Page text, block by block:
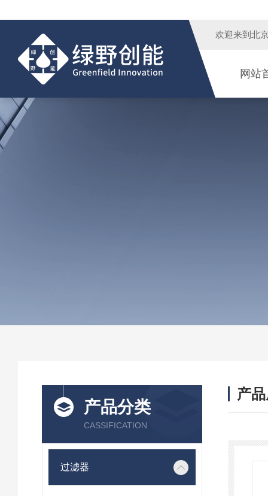
欢迎来到 北
网站
产品分类
CASSIFICATION
过滤器
产